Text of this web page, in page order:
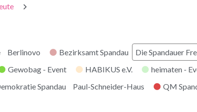
Weiter
Berlinovo Bezirksamt Spandau
Die Spandauer
Gewobag - Event HABIKUS e.V.
heimaten -
Spandau Paul-Schneider-Haus
QM